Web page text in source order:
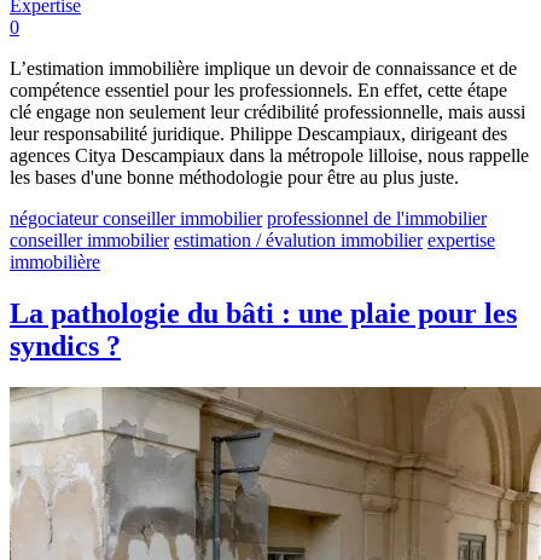
Expertise
0
L’estimation immobilière implique un devoir de connaissance et de
compétence essentiel pour les professionnels. En effet, cette étape
clé engage non seulement leur crédibilité professionnelle, mais aussi
leur responsabilité juridique. Philippe Descampiaux, dirigeant des
agences Citya Descampiaux dans la métropole lilloise, nous rappelle
les bases d'une bonne méthodologie pour être au plus juste.
négociateur conseiller immobilier professionnel de l'immobilier
conseiller immobilier estimation / évalution immobilier expertise
immobilière
La pathologie du bâti : une plaie pour les
syndics ?